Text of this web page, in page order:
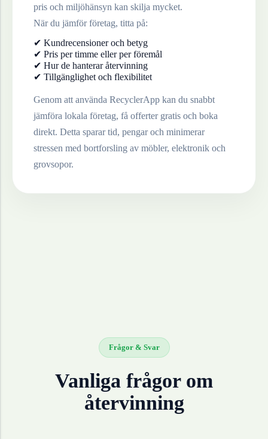
pris och miljöhänsyn kan skilja mycket.
När du jämför företag, titta på:
✔ Kundrecensioner och betyg
✔ Pris per timme eller per föremål
✔ Hur de hanterar återvinning
✔ Tillgänglighet och flexibilitet
Genom att använda RecyclerApp kan du snabbt
jämföra lokala företag, få offerter gratis och boka
direkt. Detta sparar tid, pengar och minimerar
stressen med bortforsling av möbler, elektronik och
grovsopor.
Frågor & Svar
Vanliga frågor om
återvinning